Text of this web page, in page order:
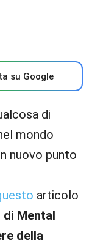
su Google
di
mondo
nuovo punto
articolo
di Mental
della